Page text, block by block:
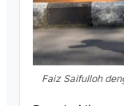
Faiz Saifulloh